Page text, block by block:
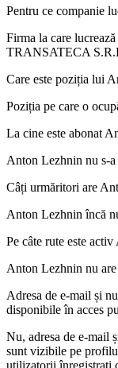
Pentru ce companie
Firma la care
TRANSATECA
Care este poziția lui
Poziția pe care o
La cine este abonat
Anton Lezhnin nu s-
Câți urmăritori are
Anton Lezhnin încă
Pe câte rute este activ
Anton Lezhnin nu are
Adresa de e-mail și
disponibile în acces
Nu, adresa de e-mail
sunt vizibile pe